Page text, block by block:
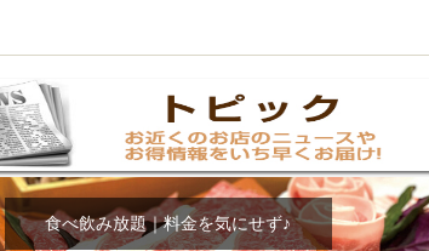
4000円
アサヒスーパードライ
県庁前駅周辺
大部屋50名以上～
オリオン 海ぶどう
ハッピーアワー
アグー豚 プレミアムモルツ
飲み放題付きコース3000円
肉の日 おもろまち
食べ飲み放題｜料金を気にせず♪